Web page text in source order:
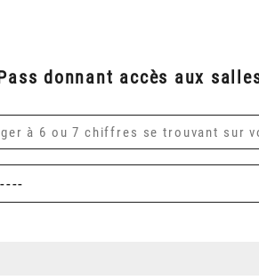
donnant accès aux